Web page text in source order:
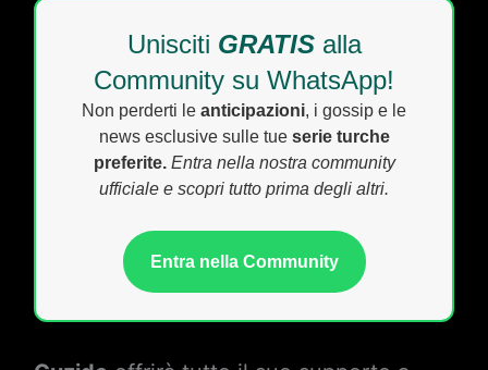
Unisciti GRATISalla
Community su WhatsApp!
Non perderti le anticipazioni, i gossip e le
news esclusive sulle tue serie turche
preferite. Entra nella nostra community
ufficiale e scopri tutto prima degli altri.
Entra nella Community